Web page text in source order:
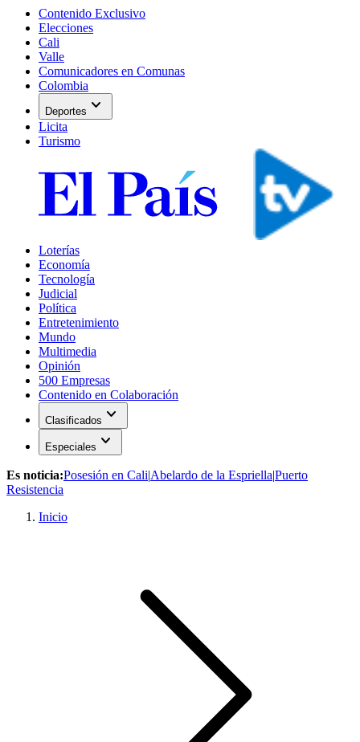
Contenido Exclusivo
Elecciones
Cali
Valle
Comunicadores en Comunas
Colombia
Deportes expand_more
Licita
Turismo
Loterías
Economía
Tecnología
Judicial
Política
Entretenimiento
Mundo
Multimedia
Opinión
500 Empresas
Contenido en Colaboración
Clasificados expand_more
Especiales expand_more
Es noticia:Posesión en Cali|Abelardo de la Espriella|Puerto
Resistencia
Inicio